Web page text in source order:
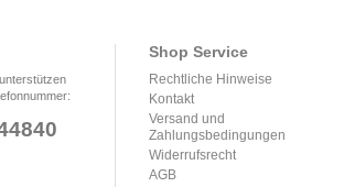
Shop Service
Rechtliche Hinweise
Kontakt
Versand und
Zahlungsbedingungen
Widerrufsrecht
AGB